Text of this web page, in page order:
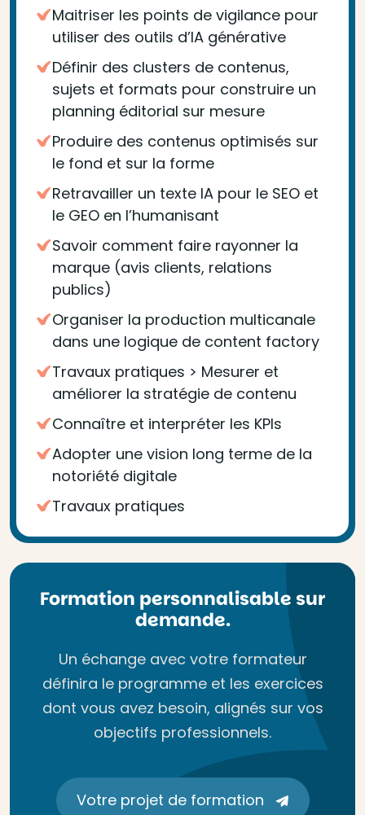
Maitriser les points de vigilance pour
utiliser des outils d’IA générative
Définir des clusters de contenus,
sujets et formats pour construire un
planning éditorial sur mesure
Produire des contenus optimisés sur
le fond et sur la forme
Retravailler un texte IA pour le SEO et
le GEO en l’humanisant
Savoir comment faire rayonner la
marque (avis clients, relations
publics)
Organiser la production multicanale
dans une logique de content factory
Travaux pratiques > Mesurer et
améliorer la stratégie de contenu
Connaître et interpréter les KPIs
Adopter une vision long terme de la
notoriété digitale
Travaux pratiques
Formation personnalisable sur
demande.
Un échange avec votre formateur
définira le programme et les exercices
dont vous avez besoin, alignés sur vos
objectifs professionnels.
Votre projet de formation